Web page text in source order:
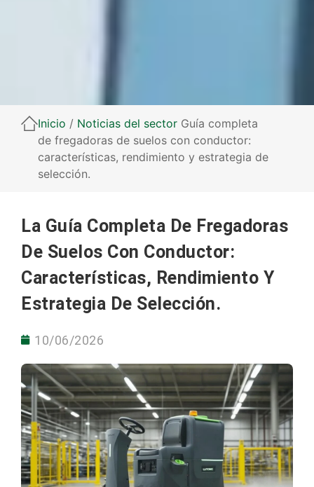
Inicio / Noticias del sector Guía completa
de fregadoras de suelos con conductor:
características, rendimiento y estrategia de
selección.
La Guía Completa De Fregadoras
De Suelos Con Conductor:
Características, Rendimiento Y
Estrategia De Selección.
10/06/2026